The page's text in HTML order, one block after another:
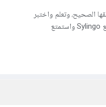
الصحيح، وتعلم واختبر
نفسك بطريقة ممتعة وفعّالة. انضم اليوم إلى مجتمع Sylingo واستمتع